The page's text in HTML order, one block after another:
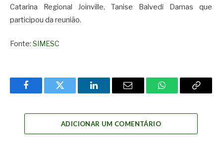
Catarina Regional Joinville, Tanise Balvedi Damas que
participou da reunião.
Fonte: SIMESC
FacebookTwitter LinkedInEmail WhatsAppCopy
ADICIONAR UM COMENTÁRIO